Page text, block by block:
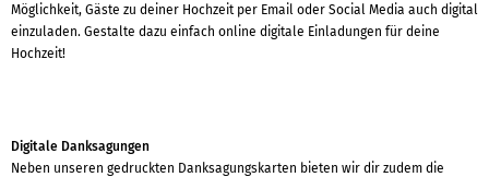
Möglichkeit, Gäste zu deiner Hochzeit per Email oder Social Media auch digital
einzuladen. Gestalte dazu einfach online digitale Einladungen für deine
Hochzeit!
Digitale Danksagungen
Neben unseren gedruckten Danksagungskarten bieten wir dir zudem die